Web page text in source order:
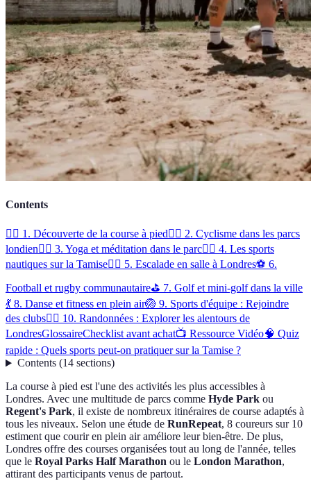
Contents
🏃‍♂️ 1. Découverte de la course à pied🚴‍♂️ 2. Cyclisme dans les parcs
londien🧘‍♀️ 3. Yoga et méditation dans le parc🚣‍♀️ 4. Les sports
nautiques sur la Tamise🧗‍♂️ 5. Escalade en salle à Londres⚽ 6.
Football et rugby communautaire⛳ 7. Golf et mini-golf dans la ville
💃 8. Danse et fitness en plein air🏐 9. Sports d'équipe : Rejoindre
des clubs🚶‍♀️ 10. Randonnées : Explorer les alentours de
LondresGlossaireChecklist avant achat📺 Ressource Vidéo🧠 Quiz
rapide : Quels sports peut-on pratiquer sur la Tamise ?
Contents(14 sections)
La course à pied est l'une des activités les plus accessibles à
Londres. Avec une multitude de parcs comme Hyde Park ou
Regent's Park, il existe de nombreux itinéraires de course adaptés à
tous les niveaux. Selon une étude de RunRepeat, 8 coureurs sur 10
estiment que courir en plein air améliore leur bien-être. De plus,
Londres offre des courses organisées tout au long de l'année, telles
que le Royal Parks Half Marathon ou le London Marathon,
attirant des participants venus de partout.